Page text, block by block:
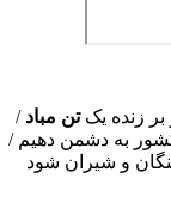
بر زنده یکتن مباد /
به دشمن دهیم /
و شیران شود